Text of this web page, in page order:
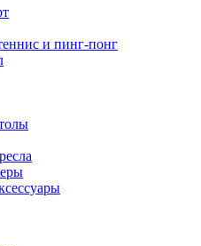
и пинг-понг